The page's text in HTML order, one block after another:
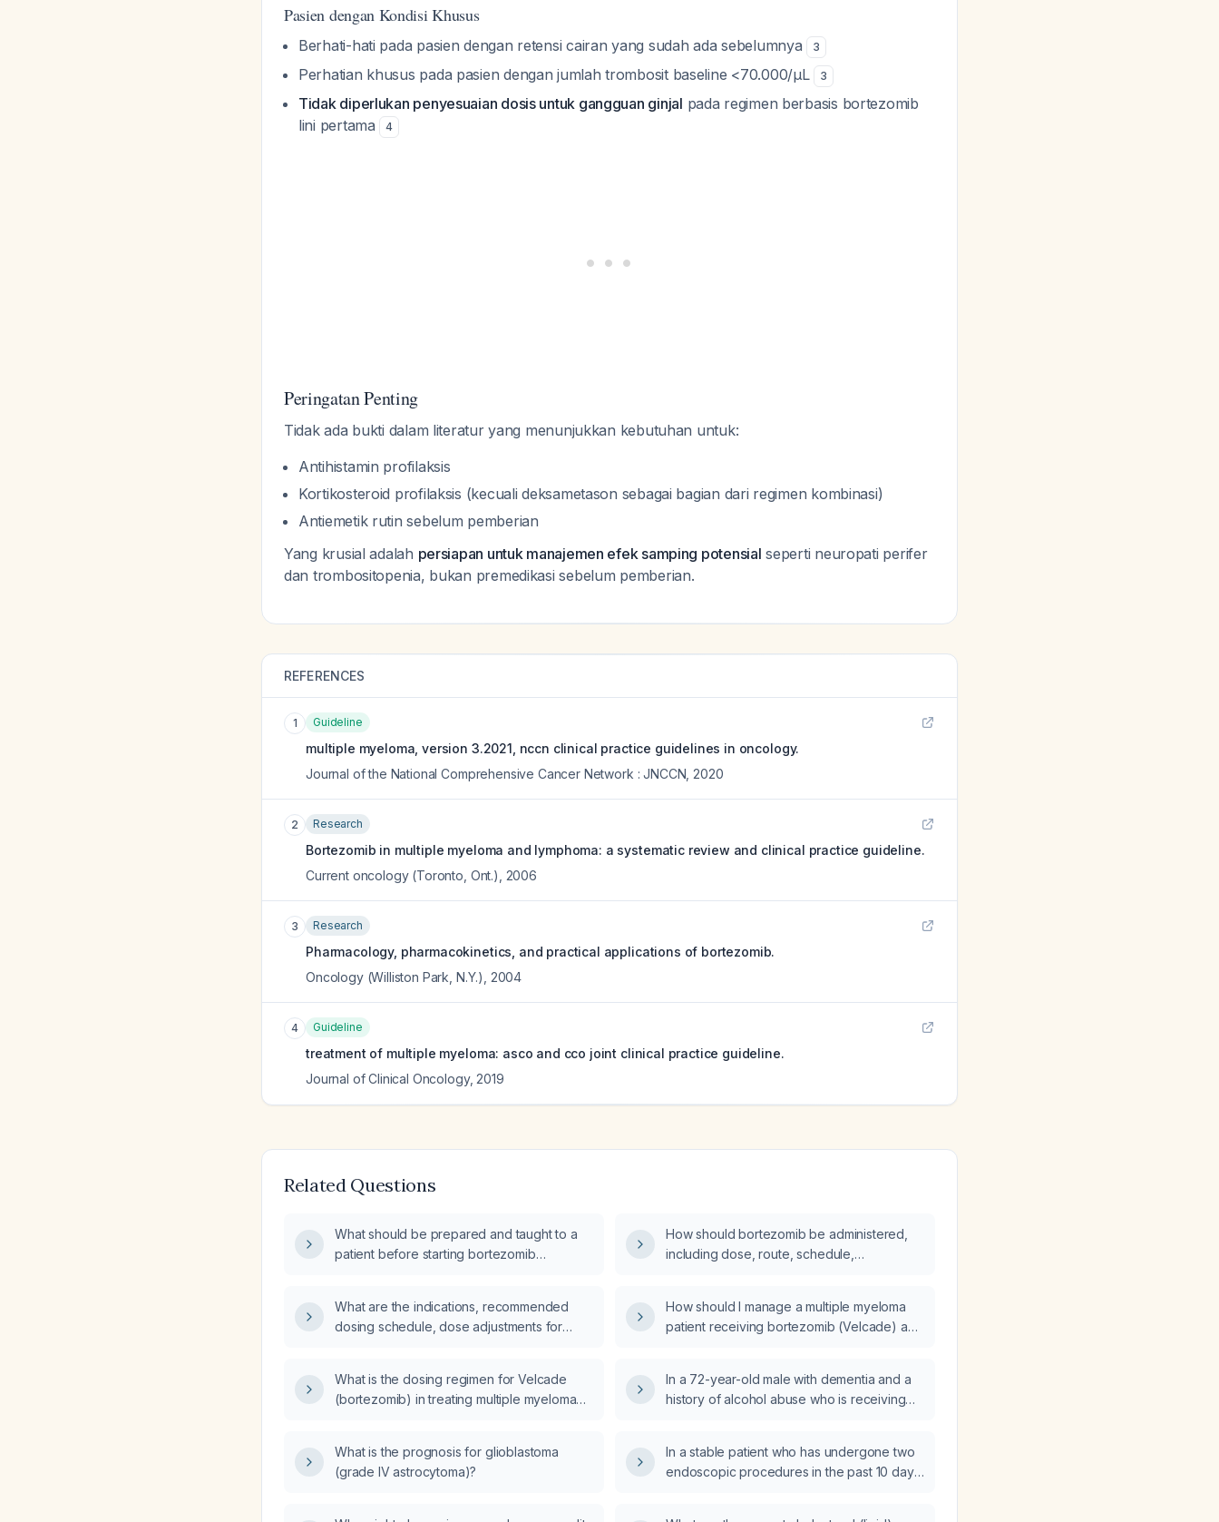
Pasien dengan Kondisi Khusus
Berhati-hati pada pasien dengan retensi cairan yang sudah ada sebelumnya 3
Perhatian khusus pada pasien dengan jumlah trombosit baseline <70.000/μL 3
Tidak diperlukan penyesuaian dosis untuk gangguan ginjal pada regimen berbasis bortezomib
lini pertama
4
Peringatan Penting
Tidak ada bukti dalam literatur yang menunjukkan kebutuhan untuk:
Antihistamin profilaksis
Kortikosteroid profilaksis (kecuali deksametason sebagai bagian dari regimen kombinasi)
Antiemetik rutin sebelum pemberian
Yang krusial adalah persiapan untuk manajemen efek samping potensial seperti neuropati perifer
dan trombositopenia, bukan premedikasi sebelum pemberian.
REFERENCES
1 Guideline
multiple myeloma, version 3.2021, nccn clinical practice guidelines in oncology.
Journal of the National Comprehensive Cancer Network : JNCCN 2020
2 Research
Bortezomib in multiple myeloma and lymphoma: a systematic review and clinical practice guideline.
Current oncology (Toronto, Ont.)
2006
3 Research
Pharmacology, pharmacokinetics, and practical applications of bortezomib.
Oncology (Williston Park, N.Y.)
2004
4 Guideline
treatment of multiple myeloma: asco and cco joint clinical practice guideline.
Journal of Clinical Oncology, 2019
Related Questions
What should be prepared and taught to a
patient before starting bortezomib
How should bortezomib be administered,
including dose, route, schedule,
What are the indications, recommended
dosing schedule, dose adjustments for
inhibitor)?
How should I manage a multiple myeloma
patient receiving bortezomib (Velcade) and
5.8 g/dL?
What is the dosing regimen for Velcade
(bortezomib) in treating multiple myeloma
In a 72-year-old male with dementia and a
history of alcohol abuse who is receiving
hypersexual behavior be managed?
What is the prognosis for glioblastoma
(grade IV astrocytoma)?
In a stable patient who has undergone two
endoscopic procedures in the past 10 days